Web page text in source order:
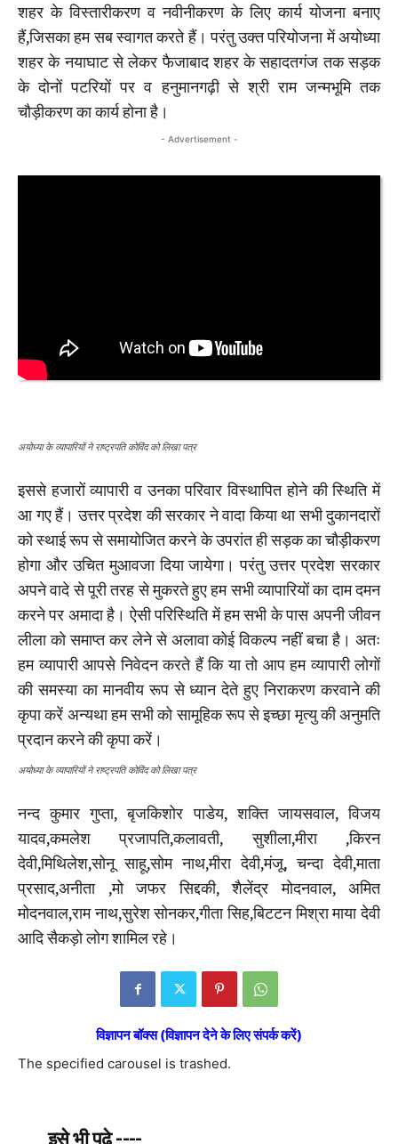
शहर के विस्तारीकरण व नवीनीकरण के लिए कार्य योजना बनाए
हैं,जिसका हम सब स्वागत करते हैं। परंतु उक्त परियोजना में अयोध्या
शहर के नयाघाट से लेकर फैजाबाद शहर के सहादतगंज तक सड़क
के दोनों पटरियों पर व हनुमानगढ़ी से श्री राम जन्मभूमि तक
चौड़ीकरण का कार्य होना है।
- Advertisement -
अयोध्या के व्यापारियों ने राष्ट्रपति कोविंद को लिखा पत्र
इससे हजारों व्यापारी व उनका परिवार विस्थापित होने की स्थिति में
आ गए हैं। उत्तर प्रदेश की सरकार ने वादा किया था सभी दुकानदारों
को स्थाई रूप से समायोजित करने के उपरांत ही सड़क का चौड़ीकरण
होगा और उचित मुआवजा दिया जायेगा। परंतु उत्तर प्रदेश सरकार
अपने वादे से पूरी तरह से मुकरते हुए हम सभी व्यापारियों का दाम दमन
करने पर अमादा है। ऐसी परिस्थिति में हम सभी के पास अपनी जीवन
लीला को समाप्त कर लेने से अलावा कोई विकल्प नहीं बचा है। अतः
हम व्यापारी आपसे निवेदन करते हैं कि या तो आप हम व्यापारी लोगों
की समस्या का मानवीय रूप से ध्यान देते हुए निराकरण करवाने की
कृपा करें अन्यथा हम सभी को सामूहिक रूप से इच्छा मृत्यु की अनुमति
प्रदान करने की कृपा करें।
अयोध्या के व्यापारियों ने राष्ट्रपति कोविंद को लिखा पत्र
नन्द कुमार गुप्ता, बृजकिशोर पाडेय, शक्ति जायसवाल, विजय
यादव,कमलेश प्रजापति,कलावती, सुशीला,मीरा ,किरन
देवी,मिथिलेश,सोनू साहू,सोम नाथ,मीरा देवी,मंजू, चन्दा देवी,माता
प्रसाद,अनीता ,मो जफर सिद्दकी, शैलेंद्र मोदनवाल, अमित
मोदनवाल,राम नाथ,सुरेश सोनकर,गीता सिह,बिटटन मिश्रा माया देवी
आदि सैकड़ो लोग शामिल रहे।
विज्ञापन बॉक्स (विज्ञापन देने के लिए संपर्क करें)
The specified carousel is trashed.
इसे भी पढे ----